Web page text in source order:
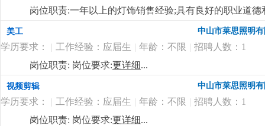
有需求的人士，欢迎加入我们的团队！更详细...
岗位职责:一年以上的灯饰销售经验;具有良好的职业道
通，具有良好的市场开发能力，熟悉电脑操作及相关软
美工 中山市莱思照明
学历要求： | 工作经验：应届生 | 年龄：不限 | 招聘人数：1
岗位职责: 岗位要求:更详细...
视频剪辑 中山市莱思照明
学历要求： | 工作经验：应届生 | 年龄：不限 | 招聘人数：1
岗位职责: 岗位要求:更详细...